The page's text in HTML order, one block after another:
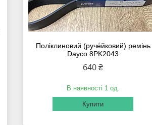
Поліклиновий (руче́йковий) ремінь
Dayco 8PK2043
640 ₴
В наявності 1 од.
Купити